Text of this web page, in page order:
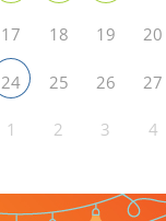
17 18 19 20
24 25 26 27
1 2 3 4